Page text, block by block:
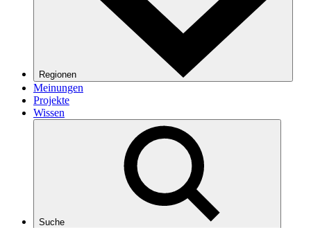
Regionen
Meinungen
Projekte
Wissen
Suche